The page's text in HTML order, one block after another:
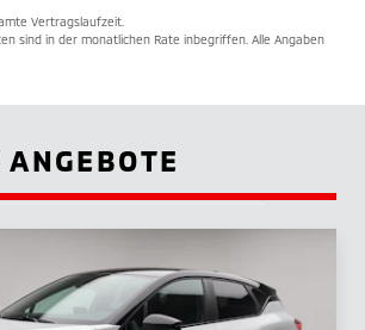
Vertragslaufzeit.
sind in der monatlichen Rate inbegriffen. Alle Angaben